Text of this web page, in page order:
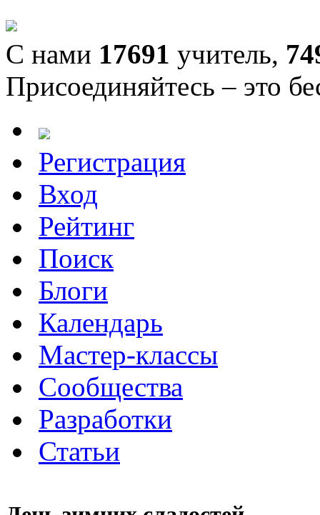
С нами 17691 учитель,
Присоединяйтесь – это
Регистрация
Вход
Рейтинг
Поиск
Блоги
Календарь
Мастер-классы
Сообщества
Разработки
Статьи